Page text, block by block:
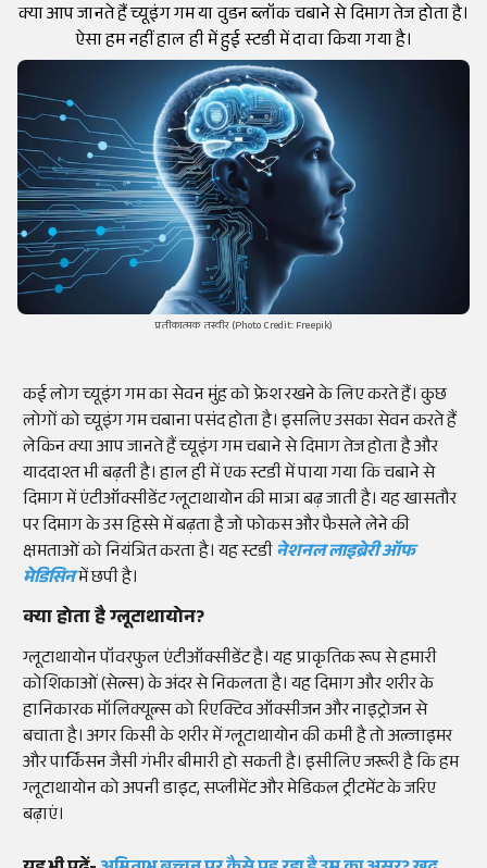
क्या आप जानते हैं च्यूइंग गम या वुडन ब्लॉक चबाने से दिमाग तेज होता है।
ऐसा हम नहीं हाल ही में हुई स्टडी में दावा किया गया है।
प्रतीकात्मक तस्वीर (Photo Credit: Freepik)
कई लोगच्यूइंगगम का सेवन मुंह कोफ्रेशरखने के लिए करते हैं। कुछ
लोगों कोच्यूइंगगम चबाना पसंद होता है। इसलिए उसका सेवन करते हैं
लेकिन क्या आप जानते हैंच्यूइंग गमचबाने से दिमाग तेज होता है और
याददाश्त भी बढ़ती है। हाल ही में एकस्टडीमें पाया गया कि चबाने से
दिमाग मेंएंटीऑक्सीडेंटग्लूटाथायोनकी मात्रा बढ़ जाती है। यह खासतौर
पर दिमाग के उस हिस्से में बढ़ता है जोफोकसऔर फैसले लेने की
क्षमताओं को नियंत्रित करता है। यहस्टडीनेशनल लाइब्रेरी ऑफ
मेडिसिनमें छपी है।
क्या होता हैग्लूटाथायोन?
ग्लूटाथायोनपॉवरफुलएंटीऑक्सीडेंटहै। यह प्राकृतिक रूप से हमारी
कोशिकाओं (सेल्स) के अंदर से निकलता है। यह दिमाग और शरीर के
हानिकारक मॉलिक्यूल्स कोरिएक्टिवऑक्सीजनऔर नाइट्रोजन से
बचाता है।अगर किसी के शरीर मेंग्लूटाथायोनकी कमी है तोअल्जाइमर
औरपार्किंसनजैसी गंभीर बीमारी हो सकती है। इसीलिए जरूरी है कि हम
ग्लूटाथायोनको अपनीडाइट,सप्लीमेंटऔरमेडिकलट्रीटमेंटके जरिए
बढ़ाएं।